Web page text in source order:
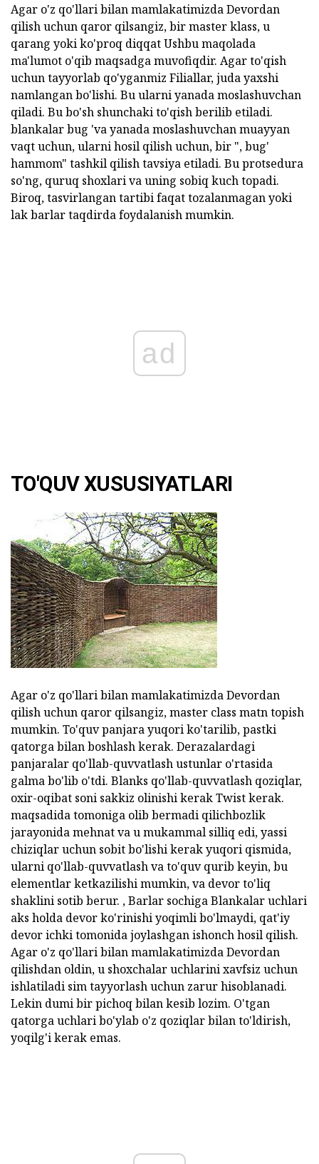
Agar o'z qo'llari bilan mamlakatimizda Devordan
qilish uchun qaror qilsangiz, bir master klass, u
qarang yoki ko'proq diqqat Ushbu maqolada
ma'lumot o'qib maqsadga muvofiqdir. Agar to'qish
uchun tayyorlab qo'yganmiz Filiallar, juda yaxshi
namlangan bo'lishi. Bu ularni yanada moslashuvchan
qiladi. Bu bo'sh shunchaki to'qish berilib etiladi.
blankalar bug 'va yanada moslashuvchan muayyan
vaqt uchun, ularni hosil qilish uchun, bir ", bug'
hammom" tashkil qilish tavsiya etiladi. Bu protsedura
so'ng, quruq shoxlari va uning sobiq kuch topadi.
Biroq, tasvirlangan tartibi faqat tozalanmagan yoki
lak barlar taqdirda foydalanish mumkin.
ad
TO'QUV XUSUSIYATLARI
Agar o'z qo'llari bilan mamlakatimizda Devordan
qilish uchun qaror qilsangiz, master class matn topish
mumkin. To'quv panjara yuqori ko'tarilib, pastki
qatorga bilan boshlash kerak. Derazalardagi
panjaralar qo'llab-quvvatlash ustunlar o'rtasida
galma bo'lib o'tdi. Blanks qo'llab-quvvatlash qoziqlar,
oxir-oqibat soni sakkiz olinishi kerak Twist kerak.
maqsadida tomoniga olib bermadi qilichbozlik
jarayonida mehnat va u mukammal silliq edi, yassi
chiziqlar uchun sobit bo'lishi kerak yuqori qismida,
ularni qo'llab-quvvatlash va to'quv qurib keyin, bu
elementlar ketkazilishi mumkin, va devor to'liq
shaklini sotib berur. , Barlar sochiga Blankalar uchlari
aks holda devor ko'rinishi yoqimli bo'lmaydi, qat'iy
devor ichki tomonida joylashgan ishonch hosil qilish.
Agar o'z qo'llari bilan mamlakatimizda Devordan
qilishdan oldin, u shoxchalar uchlarini xavfsiz uchun
ishlatiladi sim tayyorlash uchun zarur hisoblanadi.
Lekin dumi bir pichoq bilan kesib lozim. O'tgan
qatorga uchlari bo'ylab o'z qoziqlar bilan to'ldirish,
yoqilg'i kerak emas.